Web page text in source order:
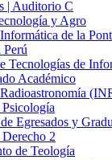
| Auditorio C
y Agro
de la
Perú
Tecnologías de
Académico
Egresados y
2
de Teología